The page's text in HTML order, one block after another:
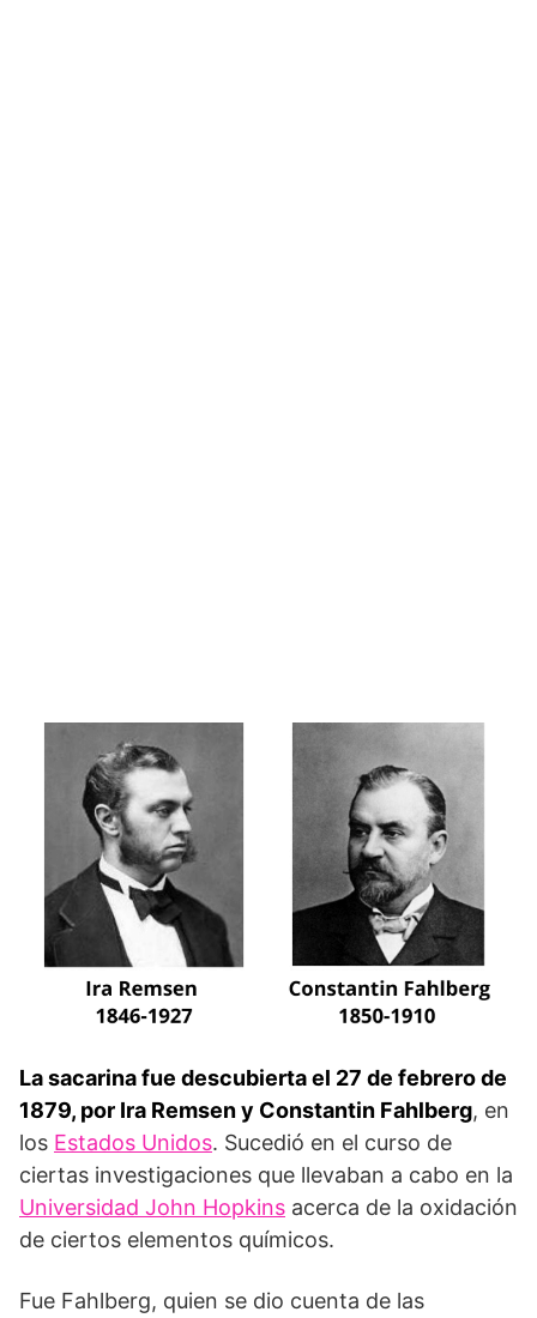
La sacarina fue descubierta el 27 de febrero de
1879, por Ira Remsen y Constantin Fahlberg, en
los Estados Unidos. Sucedió en el curso de
ciertas investigaciones que llevaban a cabo en la
Universidad John Hopkins acerca de la oxidación
de ciertos elementos químicos.
Fue Fahlberg, quien se dio cuenta de las